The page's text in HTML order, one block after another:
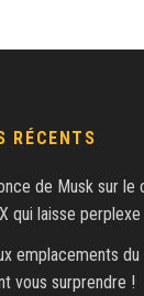
RÉCENTS
de Musk sur
qui laisse perplexe
emplacements
vous surprendre !